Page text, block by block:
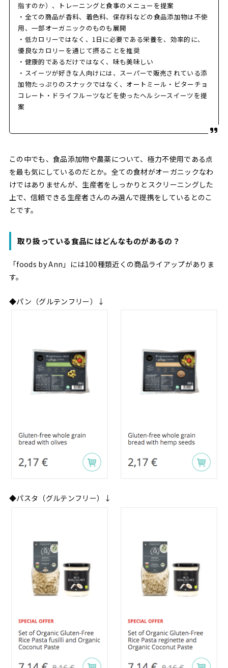
指すのか）、トレーニングと食事のメニューを提案
・全ての商品が香料、着色料、保存料などの食品添加物は不使
用、一部オーガニックのものも展開
・低カロリーではなく、1日に必要である栄養を、効率的に、
優良なカロリーを通じて摂ることを推奨
・健康的であるだけではなく、味も美味しい
・スイーツが好きな人向けには、スーパーで販売されている添
加物たっぷりのスナックではなく、オートミール・ビターチョ
コレート・ドライフルーツなどを使ったヘルシースイーツを提
案
この中でも、食品添加物や農薬について、極力不使用である点
を最も気にしているのだとか。全ての食材がオーガニックなわ
けではありませんが、生産者をしっかりとスクリーニングした
上で、信頼できる生産者さんのみ選んで提携をしているとのこ
とです。
取り扱っている食品にはどんなものがあるの？
「foods by Ann」には100種類近くの商品ライアップがありま
す。
◆パン（グルテンフリー）↓
◆パスタ（グルテンフリー）↓